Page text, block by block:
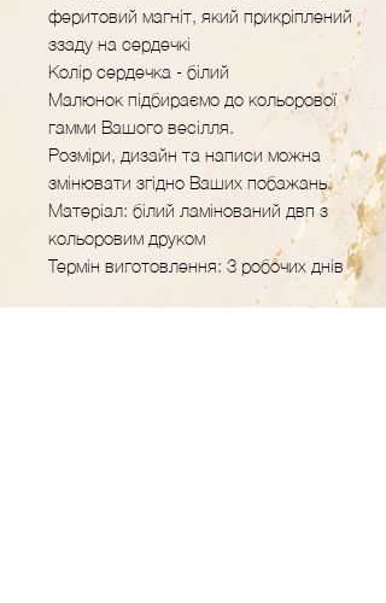
феритовий магніт, який прикріплений
ззаду на сердечкі
Колір сердечка - білий
Малюнок підбираємо до кольорової
гамми Вашого весілля.
Розміри, дизайн та написи можна
змінювати згідно Ваших побажань.
Матеріал: білий ламінований двп з
кольоровим друком
Термін виготовлення: 3 робочих днів